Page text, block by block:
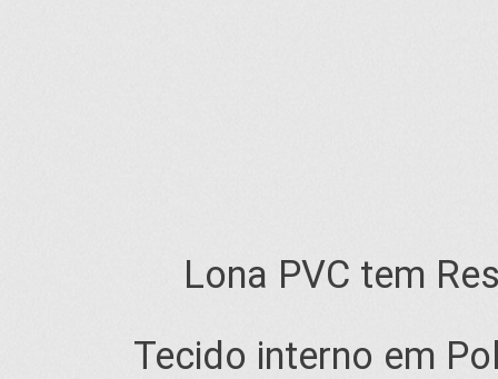
Lona PVC tem
Tecido interno em